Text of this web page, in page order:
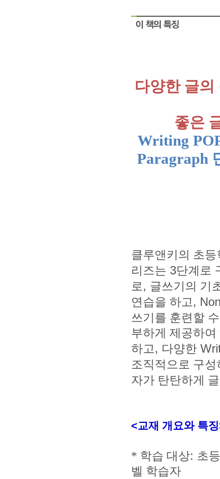
다양한 글
좋은
Writing
Paragraph
클루앤키의 초
리즈는 3단계로
로 , 글쓰기의 기
연습을 하고 ,
쓰기를 훈련할
부하게 제공하
하고 , 다양한
조직적으로 구
자가 탄탄하게
<교재 개요와 특
* 학습 대상: 초
벨 학습자